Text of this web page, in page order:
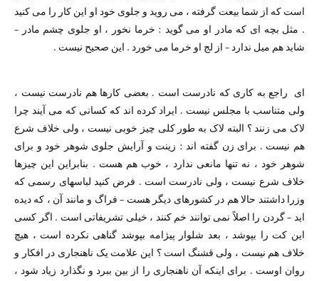
است که از شما بیعت گرفته ، می روید و جلوی خود او این کار را می کنید
. مثل بچه ای که مادر او می گوید : خرما نخور ، او جلوی چشم مادر –
شاید هم میل ندارد – از لج او خرما می خورد . این صحیح نیست .
ای راجع به کاری که نادرست است . بعضی کارها هم نادرست نیست ،
ولی متناسب با مجلس نیست . ایراد کرده اند که کسانی که می آیند چرا
لاک می زنند ؟ البته لاک به طور کلی چیز خوبی نیست ،‌ ولی خلاف شرع
هم نیست . برای زن گفته اند : زینت و آرایش جلوی شوهر خود و برای
شوهر خود ، نه تنها مانعی ندارد ، خوب هم هست . بنابراین این چیزها
خلاف شرع نیست ، ولی نادرست است . فرض کنید لباسهای رسمی که
وزرا داشتند حالا هم در کشورهای دیگر هست – فراگ و مانند آن ، که دیده
اید – گردن را اصلاً نمی توانند خم کنند ، خیلی تشریفاتی است . اگر کسی
این کت را بپوشد ،‌ بعد شلوار پیژامه بپوشد گناهی نکرده است ، هیچ
خلاف هم نیست ،‌ ولی قشنگ است ؟ این علامت یک ناهنجاری در افکار و
روان اوست . برای اینکه آن ناهنجاری را از بین ببرد و نگذارد زیاد شود ،